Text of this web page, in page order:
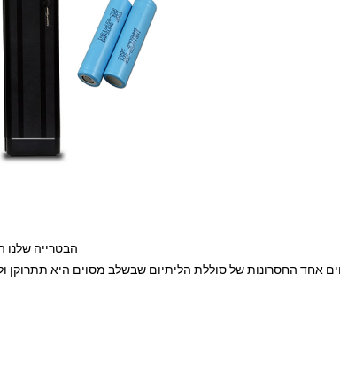
הבטרייה
אחד החסרונות של סוללת הליתיום שבשלב מסוים היא